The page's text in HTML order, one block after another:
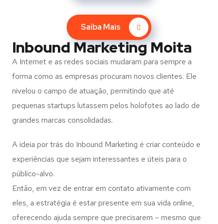
Saiba Mais
Inbound Marketing Moita
A Internet e as redes sociais mudaram para sempre a
forma como as empresas procuram novos clientes. Ele
nivelou o campo de atuação, permitindo que até
pequenas startups lutassem pelos holofotes ao lado de
grandes marcas consolidadas.
A ideia por trás do Inbound Marketing é criar conteúdo e
experiências que sejam interessantes e úteis para o
público-alvo.
Então, em vez de entrar em contato ativamente com
eles, a estratégia é estar presente em sua vida online,
oferecendo ajuda sempre que precisarem – mesmo que